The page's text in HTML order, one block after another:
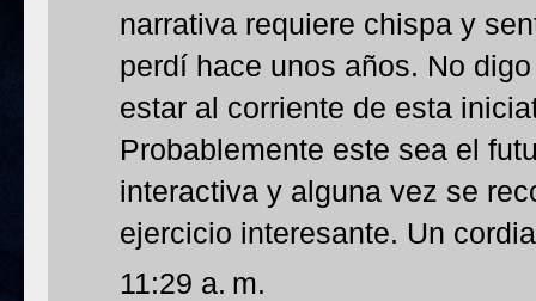
narrativa requiere chispa y
perdí hace unos años. No
estar al corriente de esta
Probablemente este sea el
interactiva y alguna vez se
ejercicio interesante. Un
11:29 a. m.